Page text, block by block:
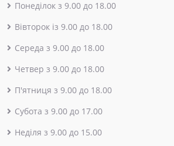
Понеділок з 9.00 до 18.00
Вівторок із 9.00 до 18.00
Середа з 9.00 до 18.00
Четвер з 9.00 до 18.00
П'ятниця з 9.00 до 18.00
Субота з 9.00 до 17.00
Неділя з 9.00 до 15.00